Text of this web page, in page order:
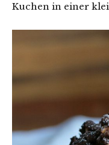
Kuchen in einer